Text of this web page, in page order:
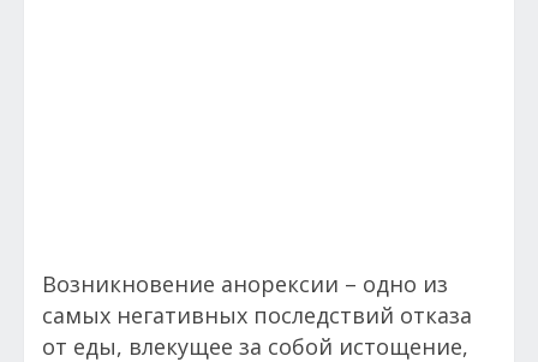
Возникновение анорексии – одно из
самых негативных последствий отказа
от еды, влекущее за собой истощение,